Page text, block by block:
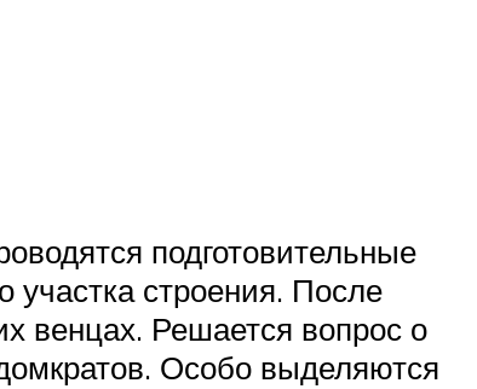
подготовительные
строения. После
венцах. Решается вопрос о
Особо выделяются